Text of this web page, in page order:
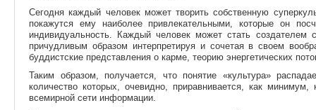
Сегодня каждый человек может творить собственную
покажутся ему наиболее привлекательными, которые он
индивидуальность. Каждый человек может стать создателем
причудливым образом интерпретируя и сочетая в своем
буддистские представления о карме, теорию энергетических
Таким образом, получается, что понятие «культура»
количество которых, очевидно, приравнивается, как
всемирной сети информации.